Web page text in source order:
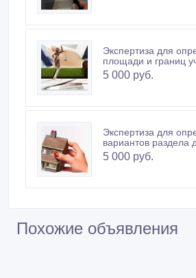
Экспертиза для
площади и границ
5 000 руб.
Экспертиза для
вариантов раздела
5 000 руб.
Похожие объявления